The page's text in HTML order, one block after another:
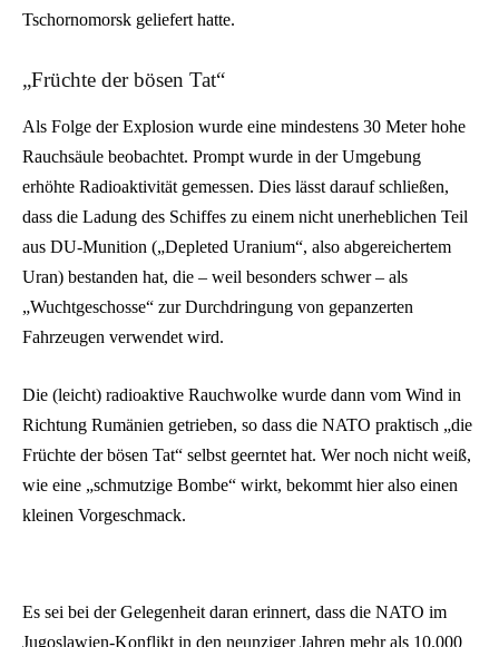
Tschornomorsk geliefert hatte.
„Früchte der bösen Tat“
Als Folge der Explosion wurde eine mindestens 30 Meter hohe
Rauchsäule beobachtet. Prompt wurde in der Umgebung
erhöhte Radioaktivität gemessen. Dies lässt darauf schließen,
dass die Ladung des Schiffes zu einem nicht unerheblichen Teil
aus DU-Munition („Depleted Uranium“, also abgereichertem
Uran) bestanden hat, die – weil besonders schwer – als
„Wuchtgeschosse“ zur Durchdringung von gepanzerten
Fahrzeugen verwendet wird.
Die (leicht) radioaktive Rauchwolke wurde dann vom Wind in
Richtung Rumänien getrieben, so dass die NATO praktisch „die
Früchte der bösen Tat“ selbst geerntet hat. Wer noch nicht weiß,
wie eine „schmutzige Bombe“ wirkt, bekommt hier also einen
kleinen Vorgeschmack.
Es sei bei der Gelegenheit daran erinnert, dass die NATO im
Jugoslawien-Konflikt in den neunziger Jahren mehr als 10.000